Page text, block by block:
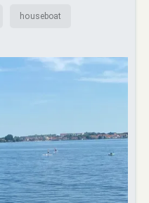
houseboat